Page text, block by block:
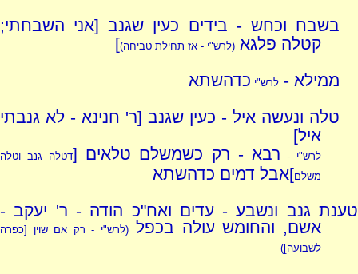
בשבח וכחש - בידים כעין שגנב [אני השבחתי;
קטלה פלגא(לרש"י - אז תחילת טביחה)]
ממילא -לרש"י כדהשתא
טלה ונעשה איל - כעין שגנב [ר' חנינא - לא גנבתי
איל]
לרש"י - רבא - רק כשמשלם טלאים [דטלה גנב וטלה
משלם]אבל דמים כדהשתא
טענת גנב ונשבע - עדים ואח"כ הודה - ר' יעקב -
אשם, והחומש עולה בכפל(לרש"י - רק אם שוין [כפרה
לשבועה])